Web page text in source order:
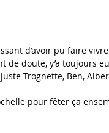
d’avoir pu faire
de doute, y’a toujours
Trognette, Ben,
pour fêter ça